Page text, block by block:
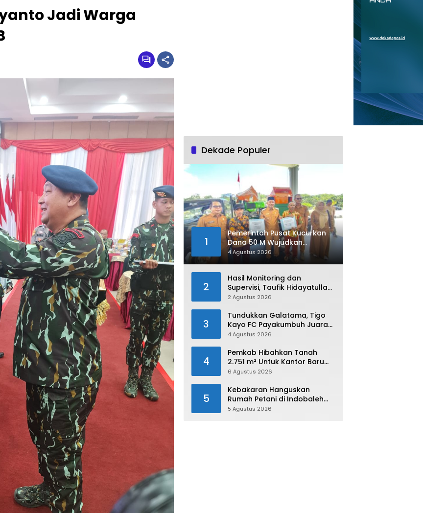
Jadi Warga
Dekade Populer
1
Pemerintah Pusat Kucurkan
Dana 50 M Wujudkan
Swasembada dan Ketahanan
Pangan di Kabupaten 50 Kota
4 Agustus 2026
2
Hasil Monitoring dan
Supervisi, Taufik Hidayatullah:
Limapuluh Kota Siap Kirimkan
Porprov Sumbar 2026
2 Agustus 2026
3
Tundukkan Galatama, Tigo
Kayo FC Payakumbuh Juara
Piala Walikota Payakumbuh
4 Agustus 2026
4
Pemkab Hibahkan Tanah
2.751 m² Untuk Kantor Baru
Kejaksaan Negeri Limapuluh
6 Agustus 2026
5
Kebakaran Hanguskan
Rumah Petani di Indobaleh
Timur
5 Agustus 2026